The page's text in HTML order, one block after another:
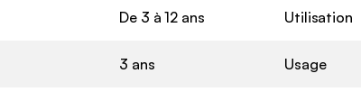
De 3 à 12 ans
3 ans
Utilisation
Usage